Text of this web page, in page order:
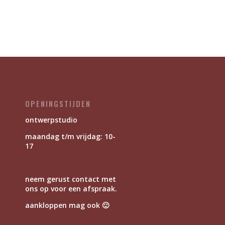
OPENINGSTIJDEN
ontwerpstudio
maandag t/m vrijdag: 10-
17
neem gerust contact met
ons op voor een afspraak.
aankloppen mag ook 🙂